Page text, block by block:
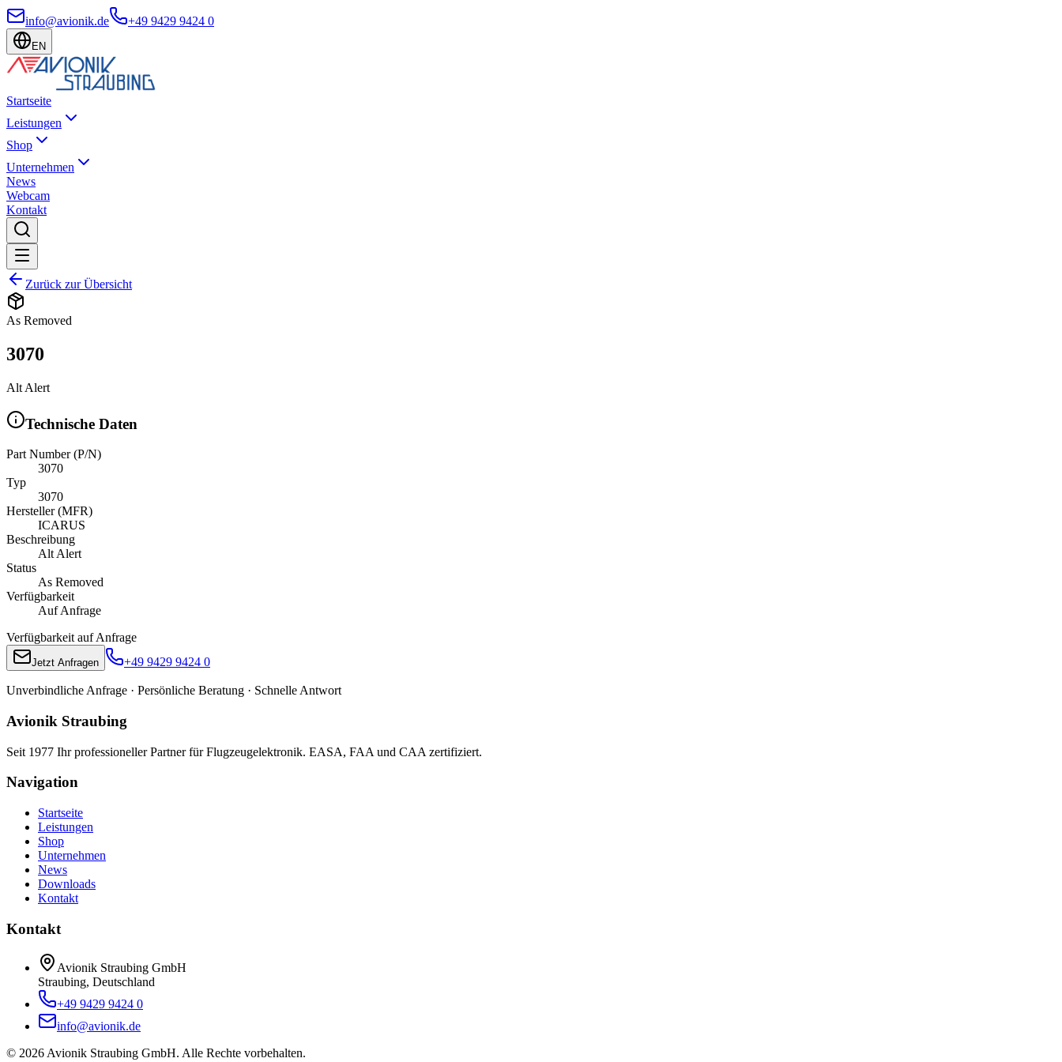
info@avionik.de +49 9429 9424 0
EN
Startseite
Leistungen
Shop
Unternehmen
News
Webcam
Kontakt
Zurück zur Übersicht
As Removed
3070
Alt Alert
Technische Daten
Part Number (P/N)
3070
Typ
3070
Hersteller (MFR)
ICARUS
Beschreibung
Alt Alert
Status
As Removed
Verfügbarkeit
Auf Anfrage
Verfügbarkeit auf Anfrage
Jetzt Anfragen +49 9429 9424 0
Unverbindliche Anfrage · Persönliche Beratung · Schnelle Antwort
Avionik Straubing
Seit 1977 Ihr professioneller Partner für Flugzeugelektronik. EASA, FAA und CAA zertifiziert.
Navigation
Startseite
Leistungen
Shop
Unternehmen
News
Downloads
Kontakt
Kontakt
Avionik Straubing GmbH
Straubing, Deutschland
+49 9429 9424 0
info@avionik.de
© 2026 Avionik Straubing GmbH. Alle Rechte vorbehalten.